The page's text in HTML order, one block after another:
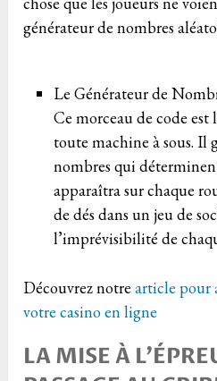
générateur de nombres
Le Générateur de
Ce morceau de code
toute machine à sous. Il
nombres qui
apparaîtra sur chaque
de dés dans un jeu de
l’imprévisibilité de
Découvrez notrearticle pour
votre casino en ligne
LA MISE À